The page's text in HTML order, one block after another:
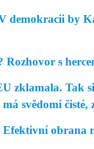
demokracii by
s
zklamala. Tak
svědomí čisté,
obrana